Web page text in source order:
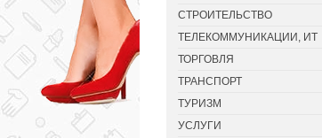
СТРОИТЕЛЬСТВО
ТЕЛЕКОММУНИКАЦИИ, ИТ
ТОРГОВЛЯ
ТРАНСПОРТ
ТУРИЗМ
УСЛУГИ